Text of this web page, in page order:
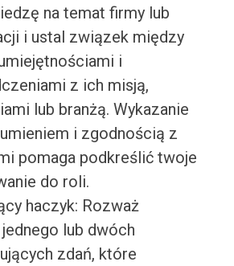
na temat firmy lub
i ustal związek między
i
z ich misją,
lub branżą. Wykazanie
i zgodnością z
pomaga podkreślić twoje
do roli.
haczyk: Rozważ
lub dwóch
zdań, które